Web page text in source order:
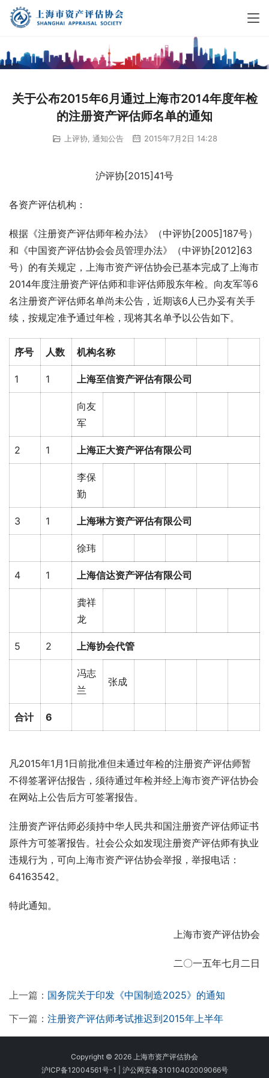
关于公布2015年6月通过上海市2014年度年检
的注册资产评估师名单的通知
上评协, 通知公告 2015年7月2日 14:28
沪评协[2015]41号
各资产评估机构：
根据《注册资产评估师年检办法》（中评协[2005]187号）
和《中国资产评估协会会员管理办法》（中评协[2012]63
号）的有关规定，上海市资产评估协会已基本完成了上海市
2014年度注册资产评估师和非评估师股东年检。向友军等6
名注册资产评估师名单尚未公告，近期该6人已办妥有关手
续，按规定准予通过年检，现将其名单予以公告如下。
序号 人数 机构名称
1 1 上海至信资产评估有限公司
向友
军
2 1 上海正大资产评估有限公司
李保
勤
3 1 上海琳方资产评估有限公司
徐玮
4 1 上海信达资产评估有限公司
龚祥
龙
5 2 上海协会代管
冯志
兰
张成
合计 6
凡2015年1月1日前批准但未通过年检的注册资产评估师暂
不得签署评估报告，须待通过年检并经上海市资产评估协会
在网站上公告后方可签署报告。
注册资产评估师必须持中华人民共和国注册资产评估师证书
原件方可签署报告。社会公众如发现注册资产评估师有执业
违规行为，可向上海市资产评估协会举报，举报电话：
64163542。
特此通知。
上海市资产评估协会
二〇一五年七月二日
上一篇： 国务院关于印发《中国制造2025》的通知
下一篇： 注册资产评估师考试推迟到2015年上半年
Copyright © 2026 上海市资产评估协会
沪ICP备12004561号-1
沪公网安备31010402009066号